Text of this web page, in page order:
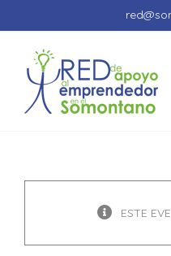
al
contenido
ESTE
Abrir barra de herramientas